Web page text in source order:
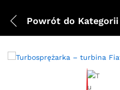
Powrót do Kategorii